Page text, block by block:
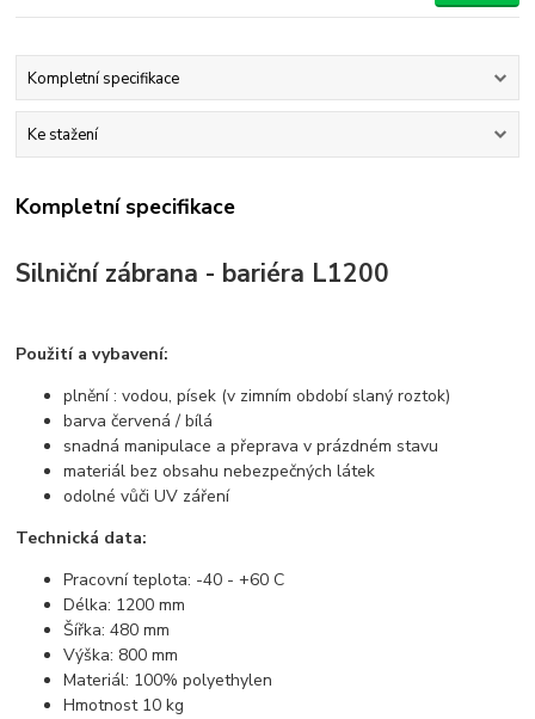
Kompletní specifikace
Ke stažení
Kompletní specifikace
Silniční zábrana - bariéra L1200
Použití a vybavení:
plnění : vodou, písek (v zimním období slaný roztok)
barva červená / bílá
snadná manipulace a přeprava v prázdném stavu
materiál bez obsahu nebezpečných látek
odolné vůči UV záření
Technická data:
Pracovní teplota: -40 - +60 C
Délka: 1200 mm
Šířka: 480 mm
Výška: 800 mm
Materiál: 100% polyethylen
Hmotnost 10 kg